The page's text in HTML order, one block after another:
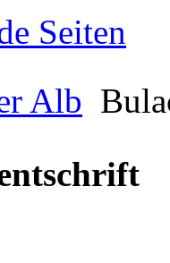
Seiten
Alb